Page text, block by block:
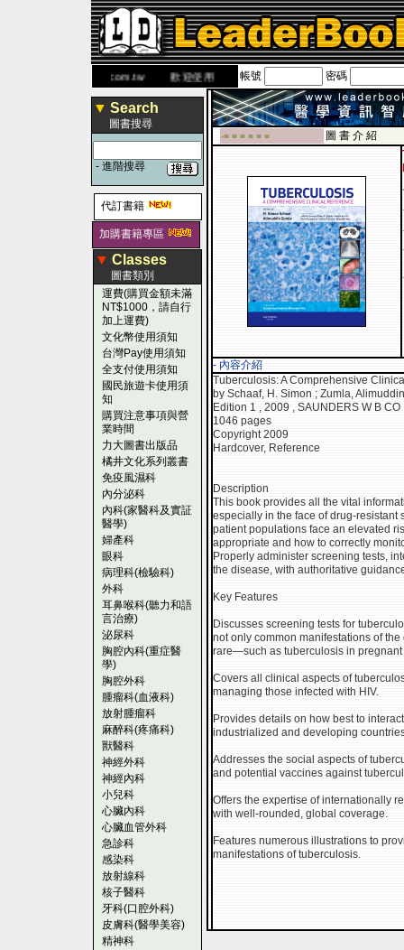
www.leaderbook.com.tw歡迎使用 國民旅遊卡！！
帳號 密碼
▼ Search
圖書搜尋
- 進階搜尋
代訂書籍
加購書籍專區
▼ Classes
圖書類別
運費(購買金額未滿
NT$1000，請自行
加上運費)
文化幣使用須知
台灣Pay使用須知
全支付使用須知
國民旅遊卡使用須
知
購買注意事項與營
業時間
力大圖書出版品
橘井文化系列叢書
免疫風濕科
內分泌科
內科(家醫科及實証
醫學)
婦產科
眼科
病理科(檢驗科)
外科
耳鼻喉科(聽力和語
言治療)
泌尿科
胸腔內科(重症醫
學)
胸腔外科
腫瘤科(血液科)
放射腫瘤科
麻醉科(疼痛科)
獸醫科
神經外科
神經內科
小兒科
心臟內科
心臟血管外科
急診科
感染科
放射線科
核子醫科
牙科(口腔外科)
皮膚科(醫學美容)
精神科
-■ ■ ■ ■ ■ ■
圖 書 介 紹
- 內容介紹
Tuberculosis: A Comprehensive
by Schaaf, H. Simon ; Zumla,
Edition 1 , 2009 , SAUNDERS W B CO
1046 pages
Copyright 2009
Hardcover, Reference
Description
This book provides all the vital
especially in the face of drug-
patient populations face an elevated
appropriate and how to correctly
Properly administer screening tests,
the disease, with authoritative
Key Features
Discusses screening tests for
not only common manifestations of
rare—such as tuberculosis in pregnant
Covers all clinical aspects of
managing those infected with HIV.
Provides details on how best to
industrialized and developing
Addresses the social aspects of
and potential vaccines against
Offers the expertise of internationally
with well-rounded, global coverage.
Features numerous illustrations to
manifestations of tuberculosis.